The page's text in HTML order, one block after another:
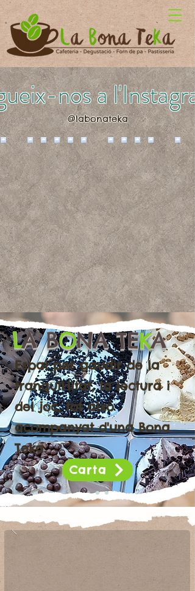
nos a
@labonateka
LA BONA TEKA
Espai per gaudir de la
tranquil·litat, la lectura i
del joc, tot això
acompanyat d'una Bona
Teka.
Carta